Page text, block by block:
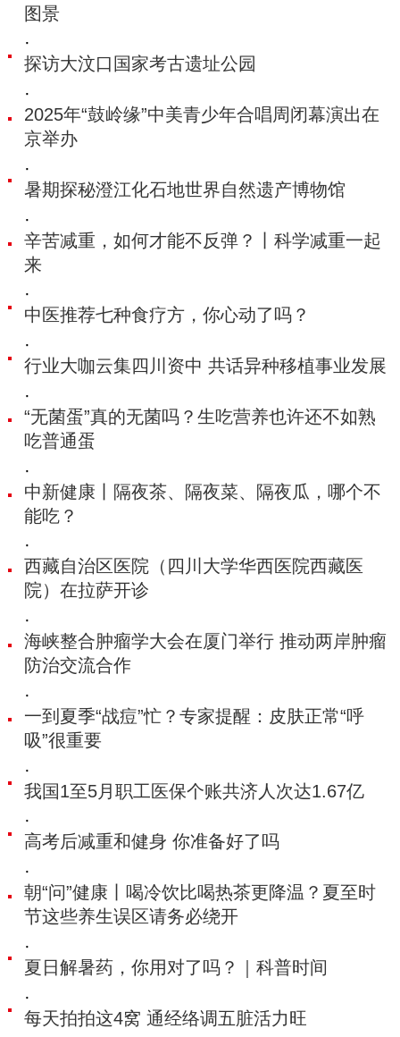
图景
·
探访大汶口国家考古遗址公园
·
2025年“鼓岭缘”中美青少年合唱周闭幕演出在
京举办
·
暑期探秘澄江化石地世界自然遗产博物馆
·
辛苦减重，如何才能不反弹？丨科学减重一起
来
·
中医推荐七种食疗方，你心动了吗？
·
行业大咖云集四川资中 共话异种移植事业发展
·
“无菌蛋”真的无菌吗？生吃营养也许还不如熟
吃普通蛋
·
中新健康丨隔夜茶、隔夜菜、隔夜瓜，哪个不
能吃？
·
西藏自治区医院（四川大学华西医院西藏医
院）在拉萨开诊
·
海峡整合肿瘤学大会在厦门举行 推动两岸肿瘤
防治交流合作
·
一到夏季“战痘”忙？专家提醒：皮肤正常“呼
吸”很重要
·
我国1至5月职工医保个账共济人次达1.67亿
·
高考后减重和健身 你准备好了吗
·
朝“问”健康丨喝冷饮比喝热茶更降温‌？夏至时
节这些养生误区请务必绕开
·
夏日解暑药，你用对了吗？｜科普时间
·
每天拍拍这4窝 通经络调五脏活力旺